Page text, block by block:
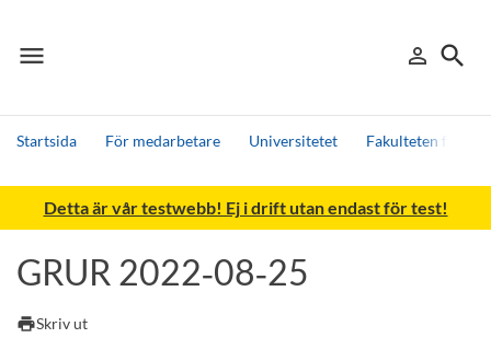
menu
Meny person_outline
Logga in
search
Sök
Startsida För medarbetare Universitetet Fakulteten för
Sök
Andra söktjänster
Detta är vår testwebb! Ej i drift utan endast för test!
GRUR 2022‑08‑25
printSkriv ut